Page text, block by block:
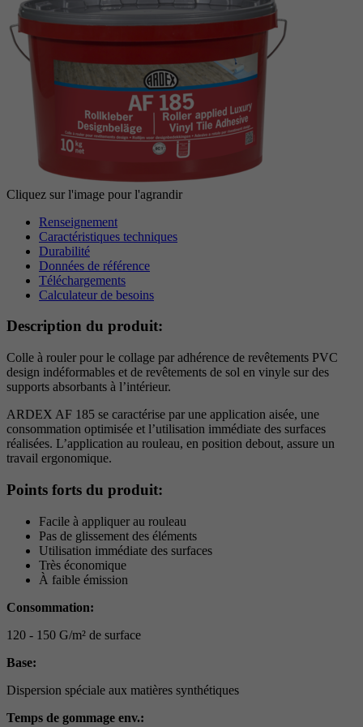
Cliquez sur l'image pour l'agrandir
Renseignement
Caractéristiques techniques
Durabilité
Données de référence
Téléchargements
Calculateur de besoins
Description du produit:
Colle à rouler pour le collage par adhérence de revêtements PVC
design indéformables et de revêtements de sol en vinyle sur des
supports absorbants à l’intérieur.
ARDEX AF 185 se caractérise par une application aisée, une
consommation optimisée et l’utilisation immédiate des surfaces
réalisées. L’application au rouleau, en position debout, assure un
travail ergonomique.
Points forts du produit:
Facile à appliquer au rouleau
Pas de glissement des éléments
Utilisation immédiate des surfaces
Très économique
À faible émission
Consommation:
120 - 150 G/m² de surface
Base:
Dispersion spéciale aux matières synthétiques
Temps de gommage env.:
Période 6 Monate
Objectif
reCAPTCHA setzt ein notwendiges Cookie
(_GRECAPTCHA), wenn es zum Zweck der
Risikoanalyse ausgeführt wird.